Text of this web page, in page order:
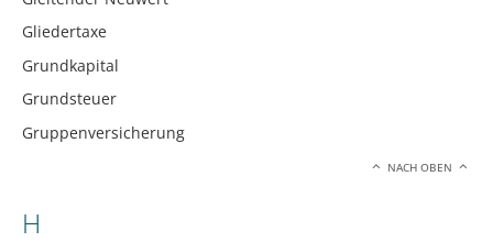
Gliedertaxe
Grundkapital
Grundsteuer
Gruppenversicherung
NACH OBEN
H